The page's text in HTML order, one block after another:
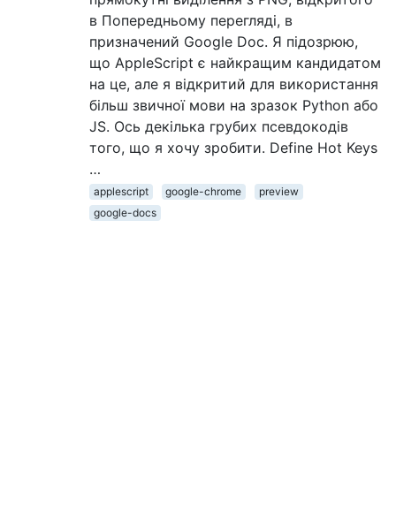
в Попередньому перегляді, в
призначений Google Doc. Я підозрюю,
що AppleScript є найкращим кандидатом
на це, але я відкритий для використання
більш звичної мови на зразок Python або
JS. Ось декілька грубих псевдокодів
того, що я хочу зробити. Define Hot Keys
…
applescript google-chrome
preview
google-docs